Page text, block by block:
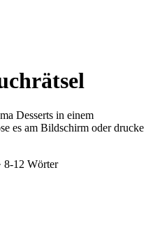
Desserts in einem
es am Bildschirm oder drucke
8-12 Wörter